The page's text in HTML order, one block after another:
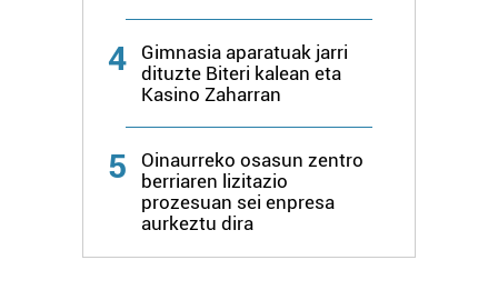
4
Gimnasia aparatuak jarri
dituzte Biteri kalean eta
Kasino Zaharran
5
Oinaurreko osasun zentro
berriaren lizitazio
prozesuan sei enpresa
aurkeztu dira